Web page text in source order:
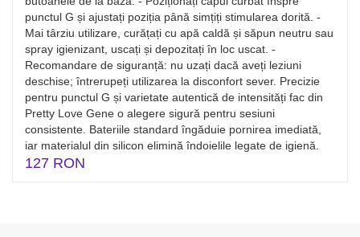
punctul G și ajustați poziția până simțiți stimularea dorită. -
Mai târziu utilizare, curățați cu apă caldă și săpun neutru sau
spray igienizant, uscați și depozitați în loc uscat. -
Recomandare de siguranță: nu uzați dacă aveți leziuni
deschise; întrerupeți utilizarea la disconfort sever. Precizie
pentru punctul G și varietate autentică de intensități fac din
Pretty Love Gene o alegere sigură pentru sesiuni
consistente. Bateriile standard îngăduie pornirea imediată,
iar materialul din silicon elimină îndoielile legate de igienă.
127 RON